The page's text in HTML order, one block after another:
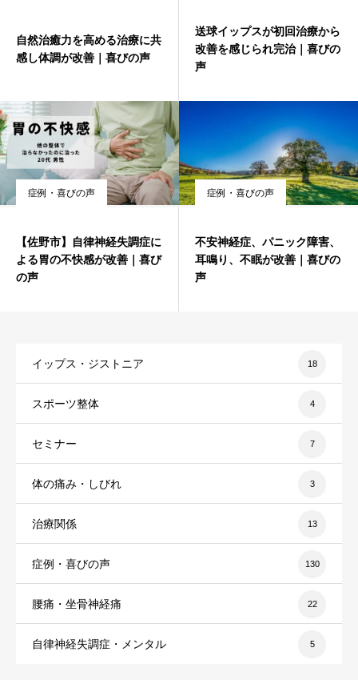
自然治癒力を高める治療に共
感し体調が改善｜喜びの声
送球イップスが初回治療から
改善を感じられ完治｜喜びの
声
症例・喜びの声
【佐野市】自律神経失調症に
よる胃の不快感が改善｜喜び
の声
症例・喜びの声
不安神経症、パニック障害、
耳鳴り、不眠が改善｜喜びの
声
イップス・ジストニア 18
スポーツ整体 4
セミナー 7
体の痛み・しびれ 3
治療関係 13
症例・喜びの声 130
腰痛・坐骨神経痛 22
自律神経失調症・メンタル 5